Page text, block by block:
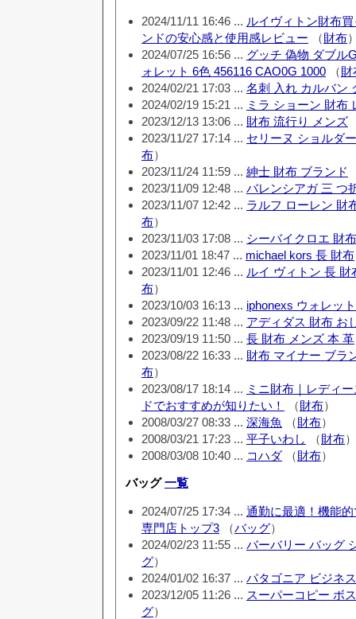
2024/11/11 16:46 ... ルイヴィトン財布
ンドの安心感と使用感レビュー （財布
2024/07/25 16:56 ... グッチ 偽物 ダブル
ォレット 6色 456116 CAO0G 1000 （財
2024/02/21 17:03 ... 名刺 入れ カルバン
2024/02/19 15:21 ... ミラ ショーン 財布
2023/12/13 13:06 ... 財布 流行り メンズ
2023/11/27 17:14 ... セリーヌ ショルダ
布）
2023/11/24 11:59 ... 紳士 財布 ブランド
2023/11/09 12:48 ... バレンシアガ 三 つ
2023/11/07 12:42 ... ラルフ ローレン 財
布）
2023/11/03 17:08 ... シーバイクロエ 財
2023/11/01 18:47 ... michael kors 長 財布
2023/11/01 12:46 ... ルイ ヴィトン 長 財
布）
2023/10/03 16:13 ... iphonexs ウォレット
2023/09/22 11:48 ... アディダス 財布 お
2023/09/19 11:50 ... 長 財布 メンズ 本 革
2023/08/22 16:33 ... 財布 マイナー ブラ
布）
2023/08/17 18:14 ... ミニ財布｜レディ
ドでおすすめが知りたい！
（財布）
2008/03/27 08:33 ... 深海魚 （財布）
2008/03/21 17:23 ... 平子いわし （財布）
2008/03/08 10:40 ... コハダ（財布）
バッグ一覧
2024/07/25 17:34 ... 通勤に最適！機能
専門店トップ3 （バッグ）
2024/02/23 11:55 ... バーバリー バッグ
グ）
2024/01/02 16:37 ... パタゴニア ビジネ
2023/12/05 11:26 ... スーパーコピー ボ
グ）